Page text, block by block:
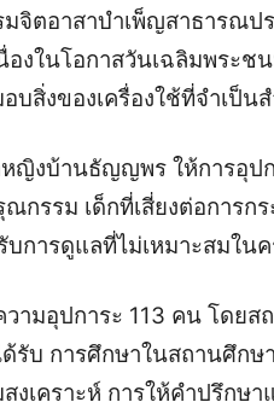
จิตอาสาบําเพ็ญสาธารณป
องในโอกาสวันเฉลิมพระ
บสิ่งของเครื่องใช้ที่จำเป็น
ญิงบ้านธัญญพร ให้การอุป
กรรม เด็กที่เสี่ยงต่อการก
บการดูแลที่ไม่เหมาะสมใน
ามอุปการะ 113 คน โดย
ด้รับ การศึกษาในสถานศึก
งเคราะห์ การให้คําปรึกษ